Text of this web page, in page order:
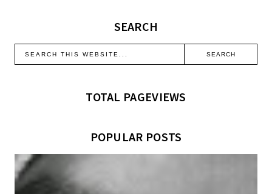
SEARCH
TOTAL PAGEVIEWS
POPULAR POSTS